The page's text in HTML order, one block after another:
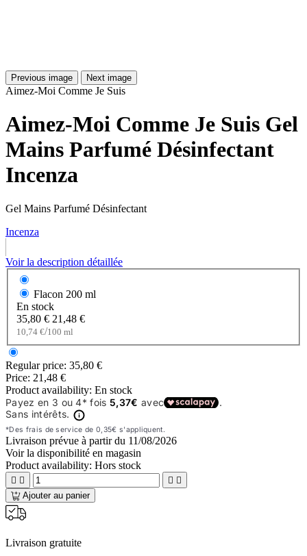
Previous image Next image
Aimez-Moi Comme Je Suis
Aimez-Moi Comme Je Suis Gel
Mains Parfumé Désinfectant
Incenza
Gel Mains Parfumé Désinfectant
Incenza
Voir la description détaillée
Flacon 200 ml
En stock
35,80 € 21,48 €
10,74 €/100 ml
Regular price: 35,80 €
Price: 21,48 €
Product availability: En stock
Livraison prévue à partir du 11/08/2026
Voir la disponibilité en magasin
Product availability: Hors stock
   
Ajouter au panier
Livraison gratuite